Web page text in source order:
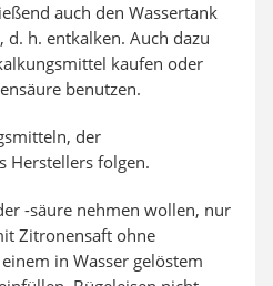
auch den Wassertank
d. h. entkalken. Auch dazu
kaufen oder
benutzen.
der
Herstellers folgen.
-säure nehmen wollen, nur
Zitronensaft ohne
in Wasser gelöstem